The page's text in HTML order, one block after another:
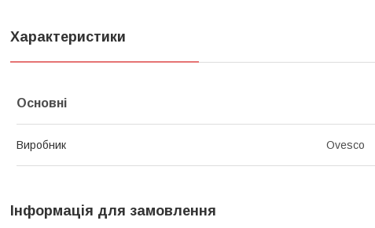
Характеристики
Основні
Виробник Ovesco
Інформація для замовлення